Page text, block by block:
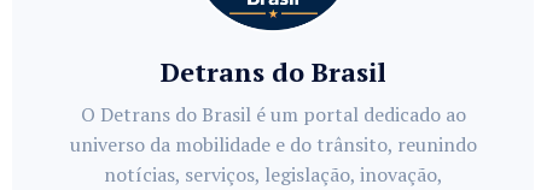
Detrans do Brasil
O Detrans do Brasil é um portal dedicado ao
universo da mobilidade e do trânsito, reunindo
notícias, serviços, legislação, inovação,